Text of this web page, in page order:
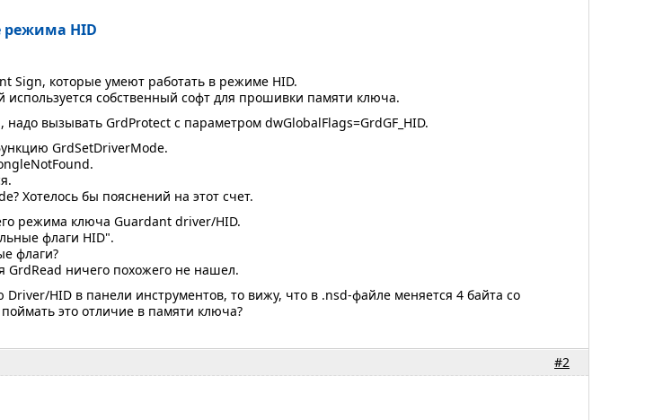
режима HID
Sign, которые умеют работать в режиме HID.
собственный софт для прошивки памяти ключа.
вызывать GrdProtect с параметром dwGlobalFlags=GrdGF_HID.
GrdSetDriverMode.
Хотелось бы пояснений на этот счет.
режима ключа Guardant driver/HID.
флаги HID".
флаги?
GrdRead ничего похожего не нашел.
HID в панели инструментов, то вижу, что в .nsd-файле меняется 4 байта со
это отличие в памяти ключа?
#2